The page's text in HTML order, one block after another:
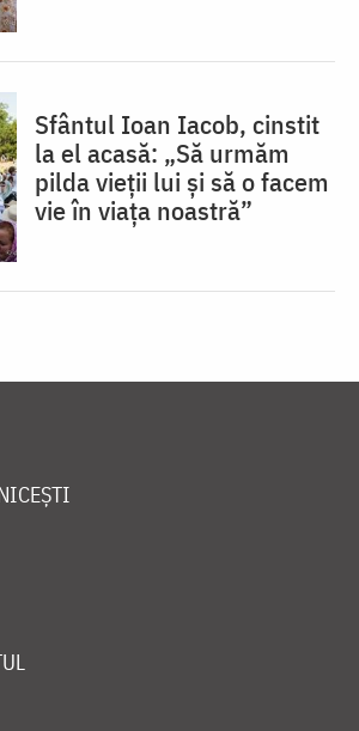
Sfântul Ioan Iacob, cinstit
la el acasă: „Să urmăm
pilda vieții lui și să o facem
vie în viața noastră”